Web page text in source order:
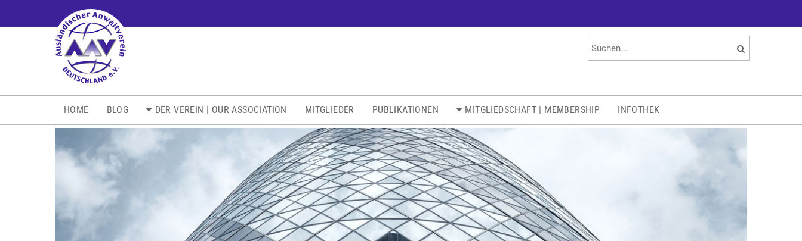
HOME BLOG DER VEREIN | OUR ASSOCIATION MITGLIEDER PUBLIKATIONEN MITGLIEDSCHAFT | MEMBERSHIP INFOTHEK